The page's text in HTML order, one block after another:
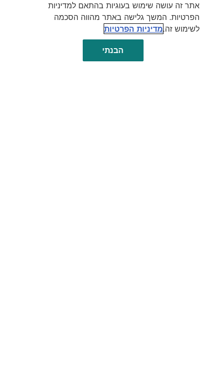
אתר זה עושה שימוש בעוגיות בהתאם למדיניות
הפרטיות. המשך גלישה באתר מהווה הסכמה
לשימוש זה.מדיניות הפרטיות
הבנתי